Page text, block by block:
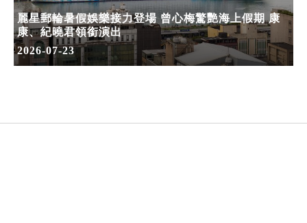
麗星郵輪暑假娛樂接力登場 曾心梅驚艷海上假期 康
康、紀曉君領銜演出
2026-07-23